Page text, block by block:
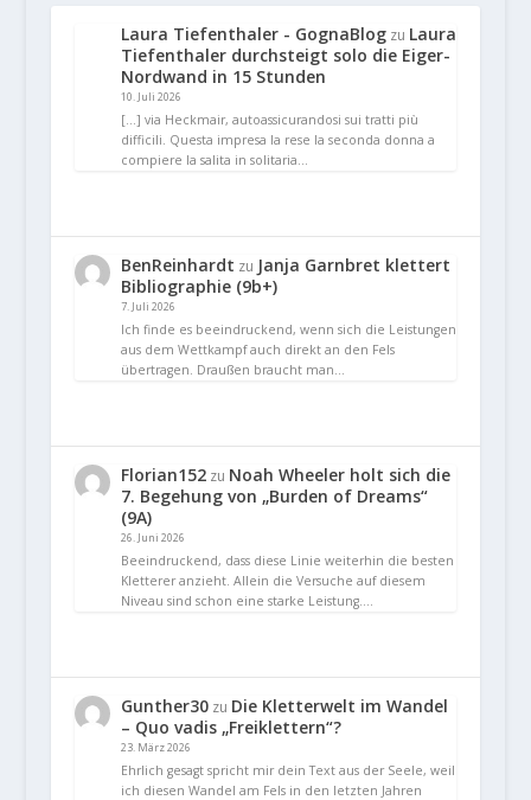
Laura Tiefenthaler - GognaBlogzu Laura
Tiefenthaler durchsteigt solo die Eiger-
Nordwand in 15 Stunden
10. Juli 2026
[…] via Heckmair, autoassicurandosi sui tratti più
difficili. Questa impresa la rese la seconda donna a
compiere la salita in solitaria…
BenReinhardt zu Janja Garnbret klettert
Bibliographie (9b+)
7. Juli 2026
Ich finde es beeindruckend, wenn sich die Leistungen
aus dem Wettkampf auch direkt an den Fels
übertragen. Draußen braucht man…
Florian152zu Noah Wheeler holt sich die
7. Begehung von „Burden of Dreams“
(9A)
26. Juni 2026
Beeindruckend, dass diese Linie weiterhin die besten
Kletterer anzieht. Allein die Versuche auf diesem
Niveau sind schon eine starke Leistung.…
Gunther30zu Die Kletterwelt im Wandel
– Quo vadis „Freiklettern“?
23. März 2026
Ehrlich gesagt spricht mir dein Text aus der Seele, weil
ich diesen Wandel am Fels in den letzten Jahren